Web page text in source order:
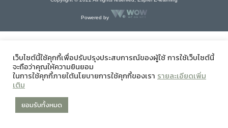
Powered by
เว็บไซต์นี้ใช้คุกกี้เพื่อปรับปรุงประสบการณ์ของผู้ใช้ การใช้เว็บไซต์นี้
จะถือว่าคุณให้ความยินยอม
ในการใช้คุกกี้ภายใต้นโยบายการใช้คุกกี้ของเรา รายละเอียดเพิ่ม
เติม
ยอมรับทั้งหมด